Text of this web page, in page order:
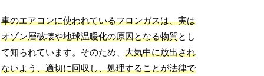
車のエアコンに使われているフロンガスは、実は
オゾン層破壊や地球温暖化の原因となる物質とし
て知られています。そのため、大気中に放出され
ないよう、適切に回収し、処理することが法律で